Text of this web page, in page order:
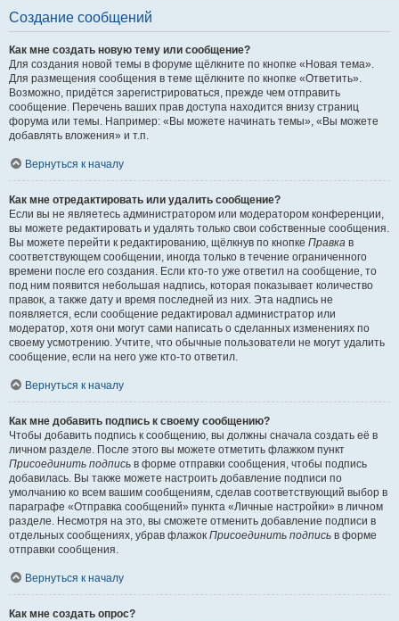
Создание сообщений
Как мне создать новую тему или сообщение?
Для создания новой темы в форуме щёлкните по кнопке «Новая тема».
Для размещения сообщения в теме щёлкните по кнопке «Ответить».
Возможно, придётся зарегистрироваться, прежде чем отправить
сообщение. Перечень ваших прав доступа находится внизу страниц
форума или темы. Например: «Вы можете начинать темы», «Вы можете
добавлять вложения» и т.п.
Вернуться к началу
Как мне отредактировать или удалить сообщение?
Если вы не являетесь администратором или модератором конференции,
вы можете редактировать и удалять только свои собственные сообщения.
Вы можете перейти к редактированию, щёлкнув по кнопке Правка в
соответствующем сообщении, иногда только в течение ограниченного
времени после его создания. Если кто-то уже ответил на сообщение, то
под ним появится небольшая надпись, которая показывает количество
правок, а также дату и время последней из них. Эта надпись не
появляется, если сообщение редактировал администратор или
модератор, хотя они могут сами написать о сделанных изменениях по
своему усмотрению. Учтите, что обычные пользователи не могут удалить
сообщение, если на него уже кто-то ответил.
Вернуться к началу
Как мне добавить подпись к своему сообщению?
Чтобы добавить подпись к сообщению, вы должны сначала создать её в
личном разделе. После этого вы можете отметить флажком пункт
Присоединить подпись в форме отправки сообщения, чтобы подпись
добавилась. Вы также можете настроить добавление подписи по
умолчанию ко всем вашим сообщениям, сделав соответствующий выбор в
параграфе «Отправка сообщений» пункта «Личные настройки» в личном
разделе. Несмотря на это, вы сможете отменить добавление подписи в
отдельных сообщениях, убрав флажок Присоединить подпись в форме
отправки сообщения.
Вернуться к началу
Как мне создать опрос?